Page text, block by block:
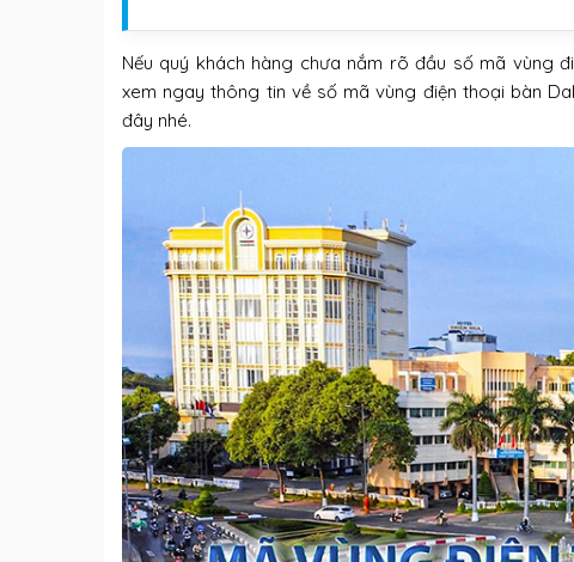
Nếu quý khách hàng chưa nắm rõ đầu số mã vùng
xem ngay thông tin về số mã vùng điện thoại bàn
đây nhé.